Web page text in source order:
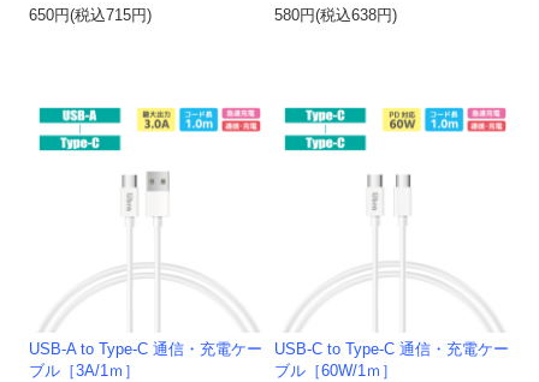
650円(税込715円)
580円(税込638円)
USB-A to Type-C 通信・充電ケー
ブル［3A/1ｍ］
USB-C to Type-C 通信・充電ケー
ブル［60W/1ｍ］